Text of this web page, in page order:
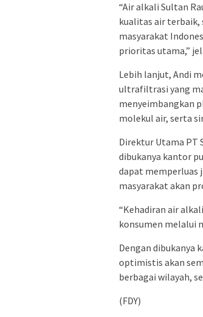
“Air alkali Sultan
kualitas air terbaik,
masyarakat
prioritas utama,”
Lebih lanjut, Andi
ultrafiltrasi yang
menyeimbangkan
molekul air, serta
Direktur Utama PT
dibukanya kantor
dapat memperluas
masyarakat akan
“Kehadiran air
konsumen melalui
Dengan dibukanya
optimistis akan
berbagai wilayah,
(FDY)